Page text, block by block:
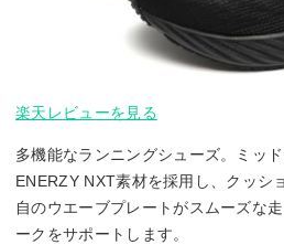
楽天レビューを見る
多機能なランニングシューズ。ミッ
ENERZY NXT素材を採用し、クッシ
自のウエーブプレートがスムーズな
ークをサポートします。